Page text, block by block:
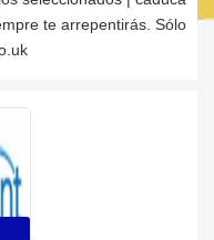
te arrepentirás. Sólo